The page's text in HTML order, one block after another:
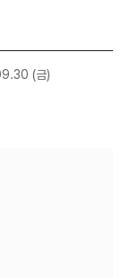
(금)